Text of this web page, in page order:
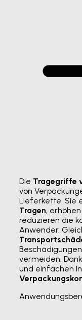
Die Tragegriffe
von
Lieferkette. Sie
Tragen,
reduzieren die
Anwender.
vermeiden.
und einfachen